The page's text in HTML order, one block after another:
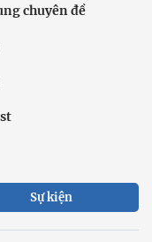
chuyên đề
Sự kiện